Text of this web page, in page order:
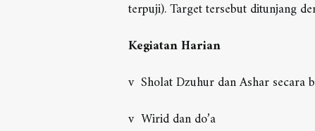
terpuji). Target tersebut ditunjang
Kegiatan Harian
v Sholat Dzuhur dan Ashar secara
v Wirid dan do’a